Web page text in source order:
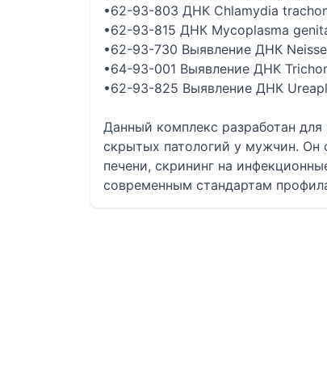
•62-93-803 ДНК Chlamydia
•62-93-815 ДНК Mycoplasma
•62-93-730 Выявление ДНК
•64-93-001 Выявление ДНК
•62-93-825 Выявление ДНК
Данный комплекс разработан
скрытых патологий у мужчин. Он
печени, скрининг на
современным стандартам